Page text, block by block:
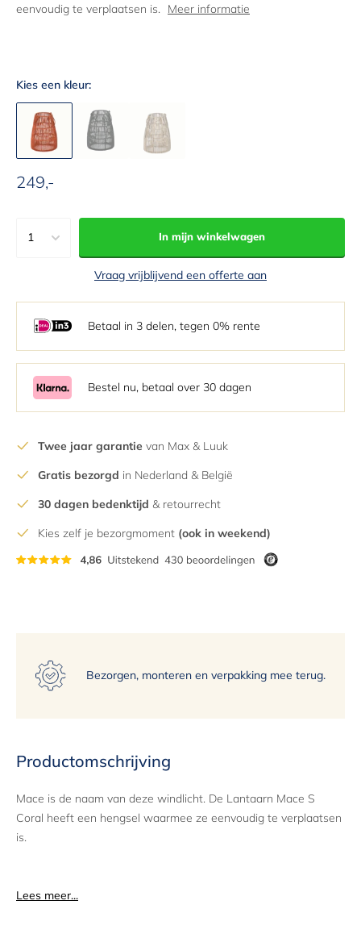
eenvoudig te verplaatsen is. Meer informatie
Kies een kleur:
Aanbiedingsprijs
249,-
1
3
5
7
10
11
14
In mijn winkelwagen
Vraag vrijblijvend een offerte aan
Betaal in 3 delen, tegen 0% rente
Bestel nu, betaal over 30 dagen
Twee jaar garantie van Max & Luuk
Gratis bezorgd in Nederland & België
30 dagen bedenktijd & retourrecht
Kies zelf je bezorgmoment (ook in weekend)
Bezorgen, monteren en verpakking mee terug.
Productomschrijving
Mace is de naam van deze windlicht. De Lantaarn Mace S
Coral heeft een hengsel waarmee ze eenvoudig te verplaatsen
is.
Lees meer...